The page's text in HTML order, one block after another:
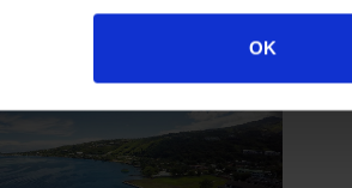
OK
eine Vielfalt an
Klippen.